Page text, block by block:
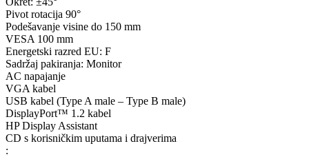
Pivot rotacija 90°
Podešavanje visine do 150 mm
VESA 100 mm
Energetski razred EU: F
Sadržaj pakiranja: Monitor
AC napajanje
VGA kabel
USB kabel (Type A male – Type B male)
DisplayPort™ 1.2 kabel
HP Display Assistant
CD s korisničkim uputama i drajverima
: